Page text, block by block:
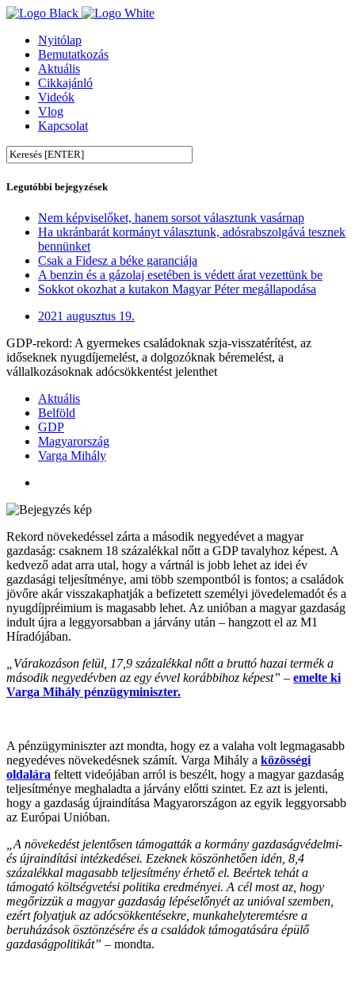
Nyitólap
Bemutatkozás
Aktuális
Cikkajánló
Videók
Vlog
Kapcsolat
Legutóbbi bejegyzések
Nem képviselőket, hanem sorsot választunk vasárnap
Ha ukránbarát kormányt választunk, adósrabszolgává tesznek
bennünket
Csak a Fidesz a béke garanciája
A benzin és a gázolaj esetében is védett árat vezettünk be
Sokkot okozhat a kutakon Magyar Péter megállapodása
2021 augusztus 19.
GDP-rekord: A gyermekes családoknak szja-visszatérítést, az
időseknek nyugdíjemelést, a dolgozóknak béremelést, a
vállalkozásoknak adócsökkentést jelenthet
Aktuális
Belföld
GDP
Magyarország
Varga Mihály
Rekord növekedéssel zárta a második negyedévet a magyar
gazdaság: csaknem 18 százalékkal nőtt a GDP tavalyhoz képest. A
kedvező adat arra utal, hogy a vártnál is jobb lehet az idei év
gazdasági teljesítménye, ami több szempontból is fontos; a családok
jövőre akár visszakaphatják a befizetett személyi jövedelemadót és a
nyugdíjpréimium is magasabb lehet. Az unióban a magyar gazdaság
indult újra a leggyorsabban a járvány után – hangzott el az M1
Híradójában.
„Várakozáson felül, 17,9 százalékkal nőtt a bruttó hazai termék a
második negyedévben az egy évvel korábbihoz képest” – emelte ki
Varga Mihály pénzügyminiszter.
A pénzügyminiszter azt mondta, hogy ez a valaha volt legmagasabb
negyedéves növekedésnek számít. Varga Mihály a közösségi
oldalára feltett videójában arról is beszélt, hogy a magyar gazdaság
teljesítménye meghaladta a járvány előtti szintet. Ez azt is jelenti,
hogy a gazdaság újraindítása Magyarországon az egyik leggyorsabb
az Európai Unióban.
„A növekedést jelentősen támogatták a kormány gazdaságvédelmi-
és újraindítási intézkedései. Ezeknek köszönhetően idén, 8,4
százalékkal magasabb teljesítmény érhető el. Beértek tehát a
támogató költségvetési politika eredményei. A cél most az, hogy
megőrizzük a magyar gazdaság lépéselőnyét az unióval szemben,
ezért folyatjuk az adócsökkentésekre, munkahelyteremtésre a
beruházások ösztönzésére és a családok támogatására épülő
gazdaságpolitikát” – mondta.